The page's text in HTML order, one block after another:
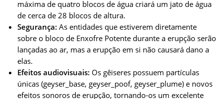
máxima de quatro blocos de água criará um jato de água
de cerca de 28 blocos de altura.
Segurança: As entidades que estiverem diretamente
sobre o bloco de Enxofre Potente durante a erupção serão
lançadas ao ar, mas a erupção em si não causará dano a
elas.
Efeitos audiovisuais: Os gêiseres possuem partículas
únicas (geyser_base, geyser_poof, geyser_plume) e novos
efeitos sonoros de erupção, tornando-os um excelente